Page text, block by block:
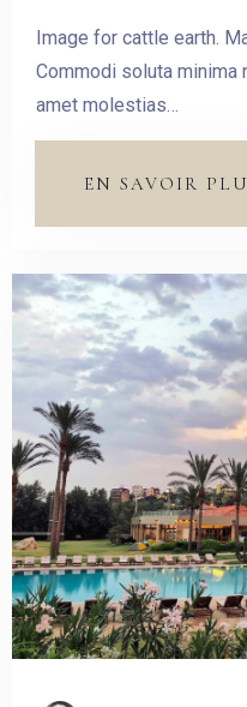
Image for cattle earth.
Commodi soluta minima
amet molestias…
EN SAVOIR